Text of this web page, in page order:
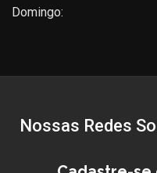
Domingo:
Nossas Redes